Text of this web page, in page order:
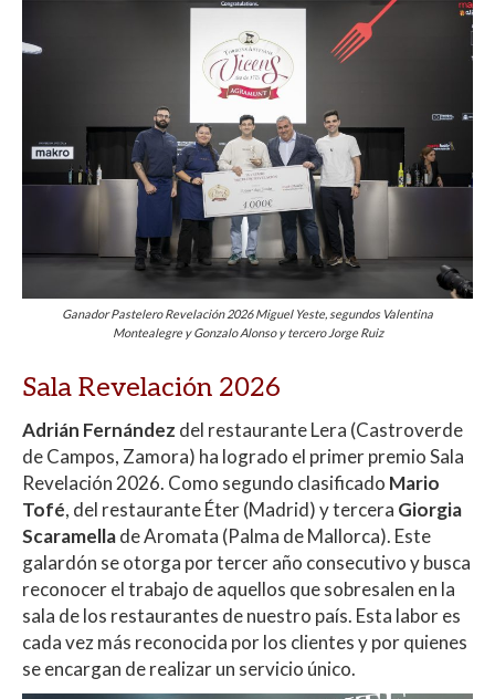
Ganador Pastelero Revelación 2026 Miguel Yeste, segundos Valentina
Montealegre y Gonzalo Alonso y tercero Jorge Ruiz
Sala Revelación 2026
Adrián Fernández del restaurante Lera (Castroverde
de Campos, Zamora) ha logrado el primer premio Sala
Revelación 2026. Como segundo clasificado Mario
Tofé, del restaurante Éter (Madrid) y tercera Giorgia
Scaramellade Aromata (Palma de Mallorca). Este
galardón se otorga por tercer año consecutivo y busca
reconocer el trabajo de aquellos que sobresalen en la
sala de los restaurantes de nuestro país. Esta labor es
cada vez más reconocida por los clientes y por quienes
se encargan de realizar un servicio único.